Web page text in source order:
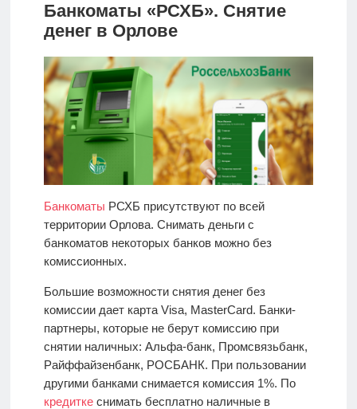
Банкоматы «РСХБ». Снятие
денег в Орлове
Банкоматы РСХБ присутствуют по всей
территории Орлова. Снимать деньги с
банкоматов некоторых банков можно без
комиссионных.
Большие возможности снятия денег без
комиссии дает карта Visa, MasterCard. Банки-
партнеры, которые не берут комиссию при
снятии наличных: Альфа-банк, Промсвязьбанк,
Райффайзенбанк, РОСБАНК. При пользовании
другими банками снимается комиссия 1%. По
кредиткеснимать бесплатно наличные в